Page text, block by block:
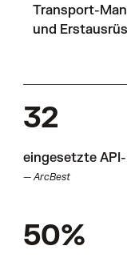
Transport-
und
32
eingesetzte
— ArcBest
50%